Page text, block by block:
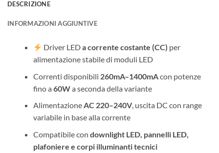
DESCRIZIONE
INFORMAZIONI AGGIUNTIVE
Driver LEDa corrente costante (CC) per
alimentazione stabile di moduli LED
Correnti disponibili 260mA–1400mAcon potenze
fino a 60Wa seconda della variante
AlimentazioneAC 220–240V, uscita DC con range
variabile in base alla corrente
Compatibile con downlight LED, pannelli LED,
plafoniere e corpi illuminanti tecnici